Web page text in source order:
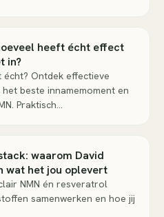
heeft écht effect
in?
Ontdek effectieve
beste innamemoment en
Praktisch…
waarom David
wat het jou oplevert
NMN én resveratrol
samenwerken en hoe jij